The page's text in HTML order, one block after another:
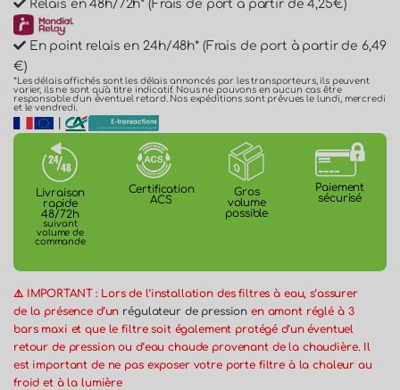
Relais en 48h/72h* (Frais de port à partir de 4,25€)
En point relais en 24h/48h* (Frais de port à partir de 6,49
€)
*Les délais affichés sont les délais annoncés par les transporteurs, ils peuvent
varier, ils ne sont qu'à titre indicatif. Nous ne pouvons en aucun cas être
responsable d'un éventuel retard. Nos expéditions sont prévues le lundi, mercredi
et le vendredi.
|
Livraison
rapide
48/72h
suivant
volume de
commande
Certification
ACS
Gros
volume
possible
Paiement
sécurisé
⚠️ IMPORTANT : Lors de l’installation des filtres à eau, s’assurer
de la présence d’un régulateur de pression en amont réglé à 3
bars maxi et que le filtre soit également protégé d’un éventuel
retour de pression ou d’eau chaude provenant de la chaudière. Il
est important de ne pas exposer votre porte filtre à la chaleur au
froid et à la lumière